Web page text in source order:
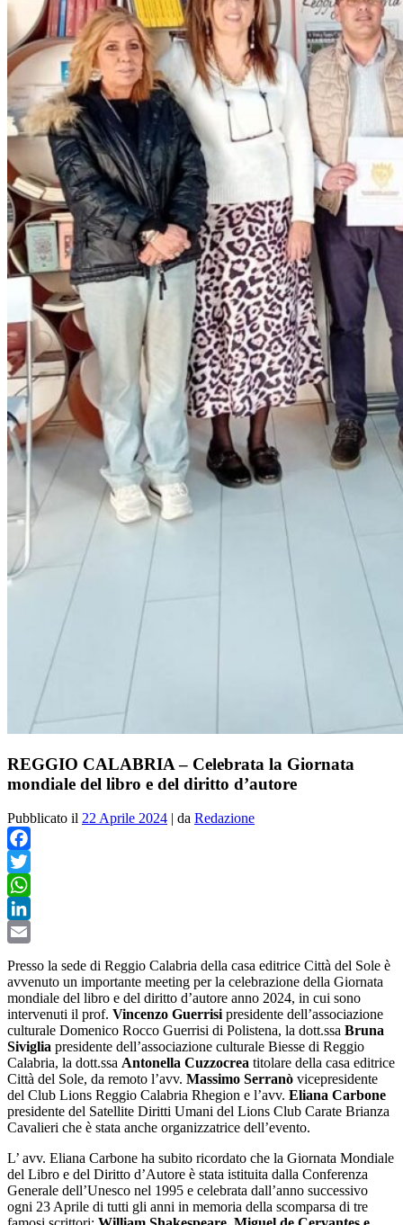
REGGIO CALABRIA – Celebrata la Giornata
mondiale del libro e del diritto d’autore
Pubblicato il 22 Aprile 2024 | da Redazione
Facebook
Twitter
WhatsApp
LinkedIn
Presso la sede di Reggio Calabria della casa editrice Città del Sole è
avvenuto un importante meeting per la celebrazione della Giornata
mondiale del libro e del diritto d’autore anno 2024, in cui sono
intervenuti il prof. Vincenzo Guerrisipresidente dell’associazione
culturale Domenico Rocco Guerrisi di Polistena, la dott.ssa Bruna
Siviglia presidente dell’associazione culturale Biesse di Reggio
Calabria, la dott.ssa Antonella Cuzzocrea titolare della casa editrice
Città del Sole, da remoto l’avv. Massimo Serranò vicepresidente
del Club Lions Reggio Calabria Rhegion e l’avv. Eliana Carbone
presidente del Satellite Diritti Umani del Lions Club Carate Brianza
Cavalieri che è stata anche organizzatrice dell’evento.
L’ avv. Eliana Carbone ha subito ricordato che la Giornata Mondiale
del Libro e del Diritto d’Autore è stata istituita dalla Conferenza
Generale dell’Unesco nel 1995 e celebrata dall’anno successivo
ogni 23 Aprile di tutti gli anni in memoria della scomparsa di tre